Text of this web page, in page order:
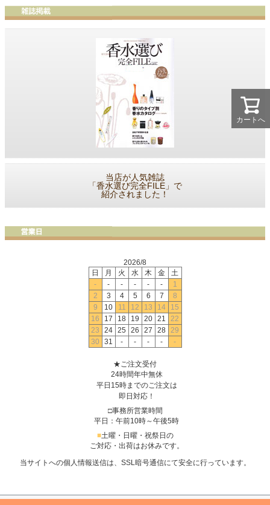
カートへ
当店が人気雑誌
「香水選び完全FILE」で
紹介されました！
2026/8
日
月 火 水 木 金
土
-
- - - - -
1
2
3 4 5 6 7
8
9
10 11 12 13 14
15
16
17 18 19 20 21
22
23
24 25 26 27 28 29
30
31 - - - - -
★ご注文受付
24時間年中無休
平日15時までのご注文は
即日対応！
□事務所営業時間
平日：午前10時～午後5時
■土曜・日曜・祝祭日の
ご対応・出荷はお休みです。
当サイトへの個人情報送信は、SSL暗号通信にて安全に行っています。